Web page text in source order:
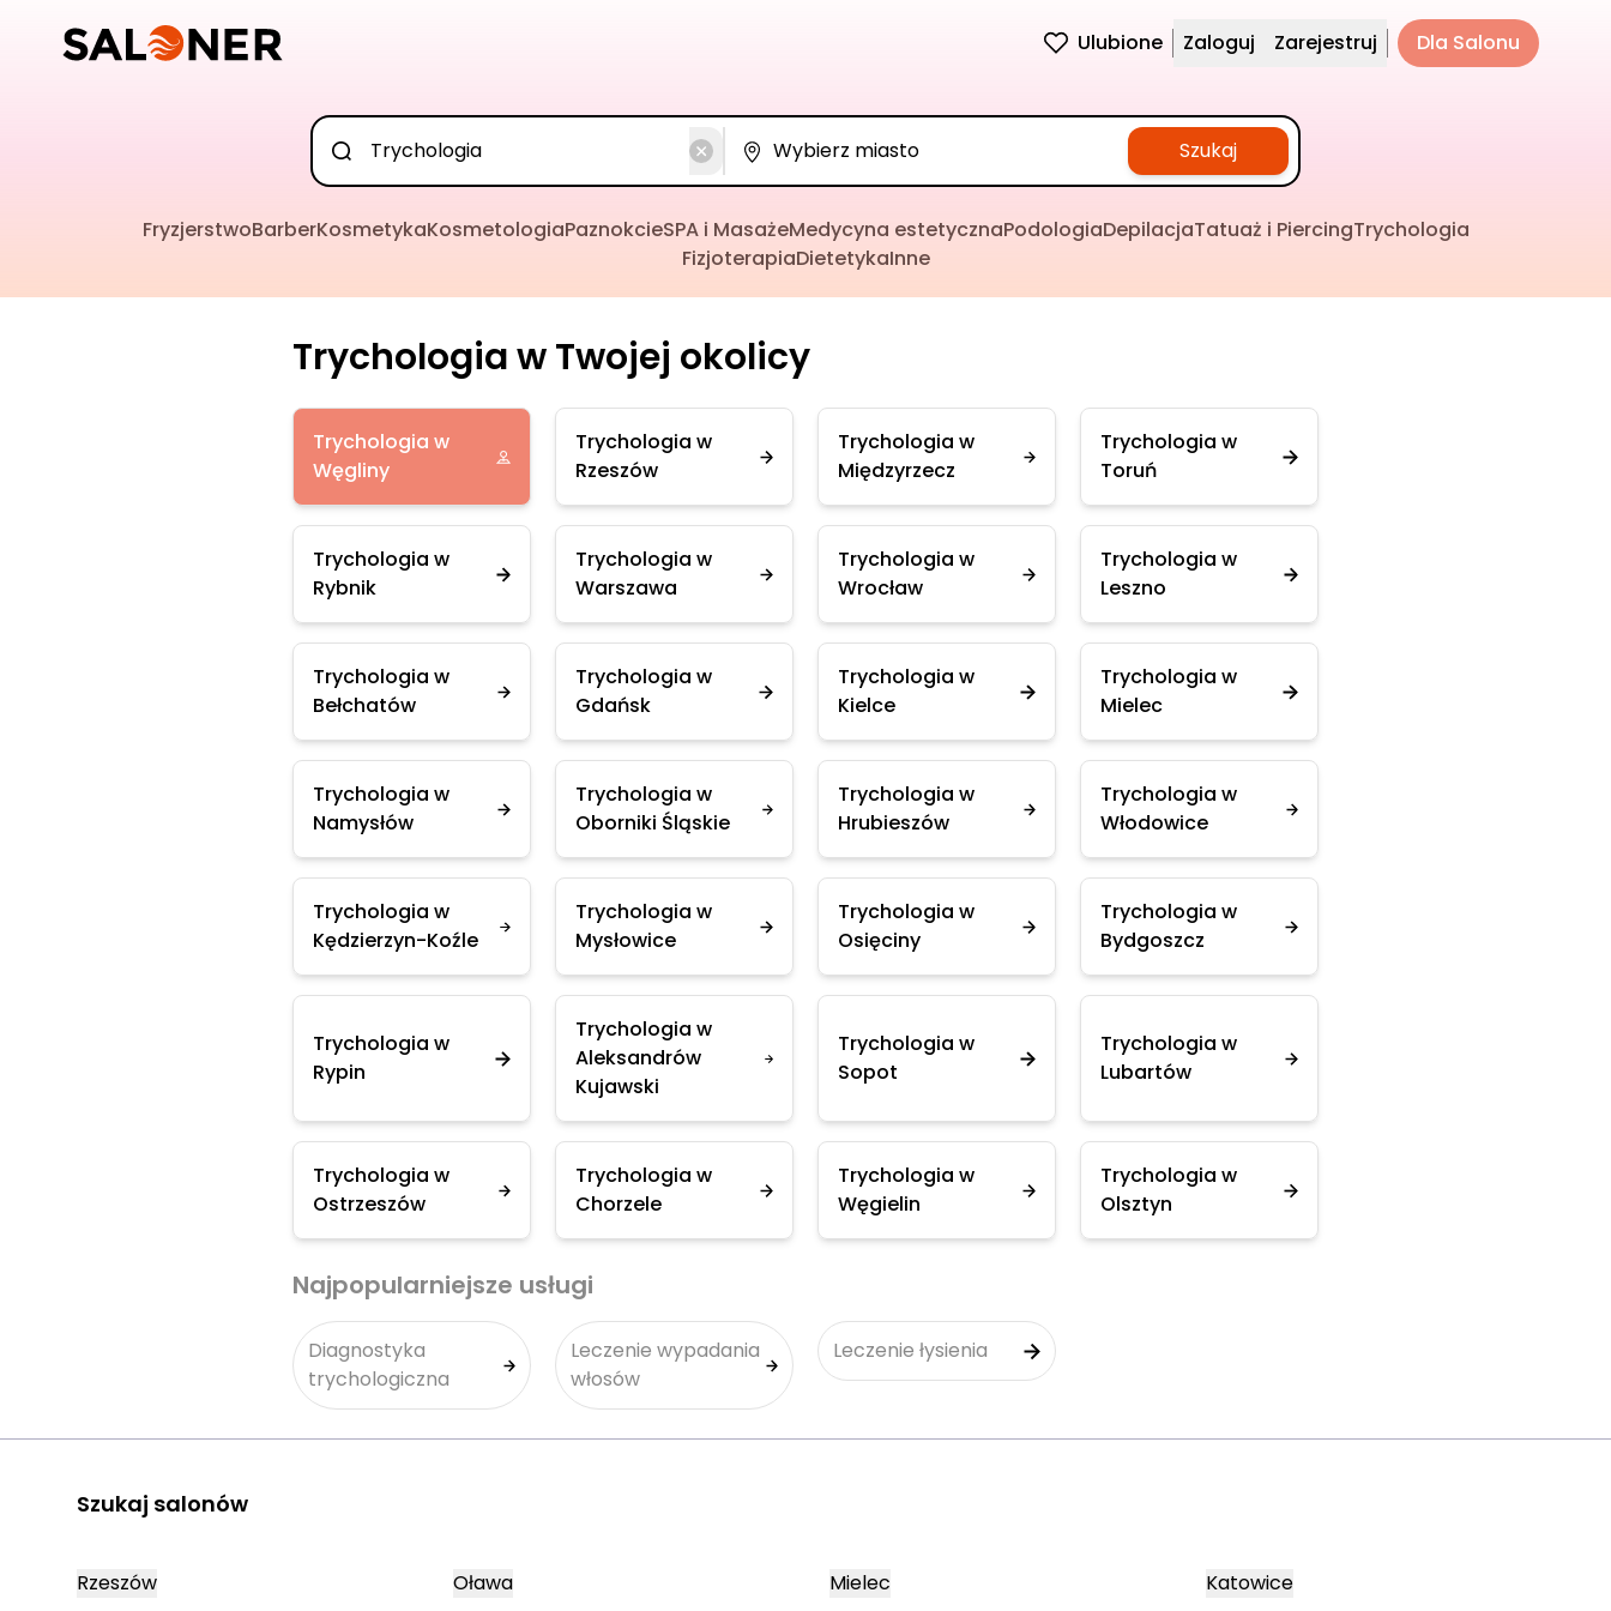
Ulubione Zaloguj Zarejestruj Dla Salonu
Szukaj
FryzjerstwoBarberKosmetykaKosmetologiaPaznokcieSPA i MasażeMedycyna estetycznaPodologiaDepilacjaTatuaż i PiercingTrychologia
FizjoterapiaDietetykaInne
Trychologia w Twojej okolicy
Trychologia w
Węgliny
Trychologia w
Rzeszów
Trychologia w
Międzyrzecz
Trychologia w
Toruń
Trychologia w
Rybnik
Trychologia w
Warszawa
Trychologia w
Wrocław
Trychologia w
Leszno
Trychologia w
Bełchatów
Trychologia w
Gdańsk
Trychologia w
Kielce
Trychologia w
Mielec
Trychologia w
Namysłów
Trychologia w
Oborniki Śląskie
Trychologia w
Hrubieszów
Trychologia w
Włodowice
Trychologia w
Kędzierzyn-Koźle
Trychologia w
Mysłowice
Trychologia w
Osięciny
Trychologia w
Bydgoszcz
Trychologia w
Rypin
Trychologia w
Aleksandrów
Kujawski
Trychologia w
Sopot
Trychologia w
Lubartów
Trychologia w
Ostrzeszów
Trychologia w
Chorzele
Trychologia w
Węgielin
Trychologia w
Olsztyn
Najpopularniejsze usługi
Diagnostyka
trychologiczna
Leczenie wypadania
włosów
Leczenie łysienia
Szukaj salonów
Rzeszów Oława Mielec Katowice